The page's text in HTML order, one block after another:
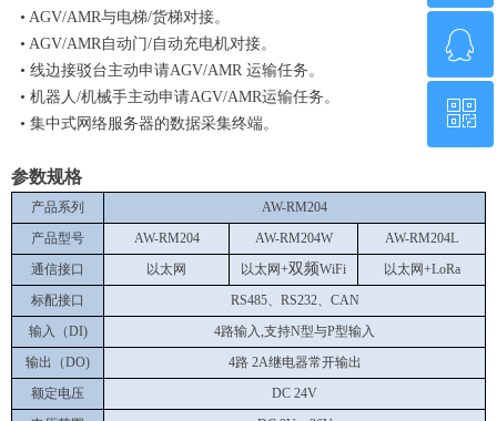
• AGV/AMR与电梯/货梯对接。
• AGV/AMR自动门/自动充电机对接。
• 线边接驳台主动申请AGV/AMR 运输任务。
• 机器人/机械手主动申请AGV/AMR运输任务。
• 集中式网络服务器的数据采集终端。
参数规格
产品系列
AW-RM204
产品型号 AW-RM204 AW-RM204W AW-RM204L
通信接口
以太网 以太网+双频WiFi 以太网+LoRa
标配接口
RS485、RS232、CAN
输入（DI)
4路输入,支持N型与P型输入
输出（DO) 4路 2A继电器常开输出
额定电压
DC 24V
ꁗ
QQ客服
ꀥ